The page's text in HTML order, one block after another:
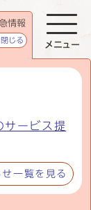
情報
閉じる
サービス提
一覧を見る
メニュー